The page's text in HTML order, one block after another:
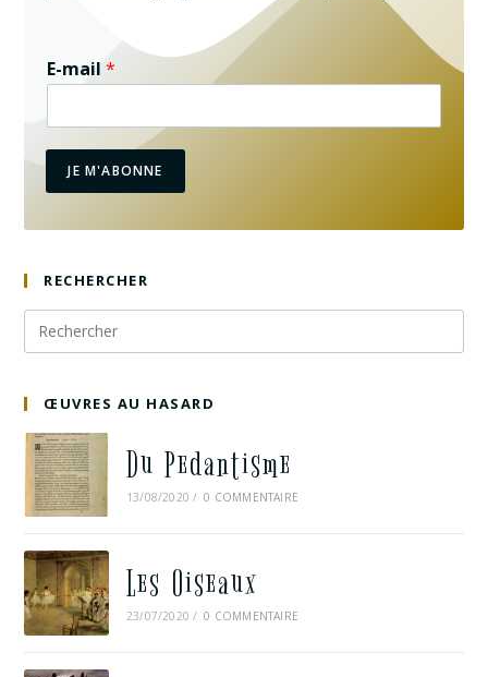
E-mail*
JE M'ABONNE
RECHERCHER
ŒUVRES AU HASARD
Du Pedantisme
13/08/2020 / 0 COMMENTAIRE
Les Oiseaux
23/07/2020 / 0 COMMENTAIRE